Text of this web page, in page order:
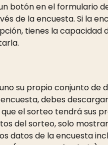
botón en el formulario
de la encuesta. Si la
tienes la capacidad
su propio conjunto de
debes descargar
el sorteo tendrá sus
del sorteo, solo
datos de la encuesta